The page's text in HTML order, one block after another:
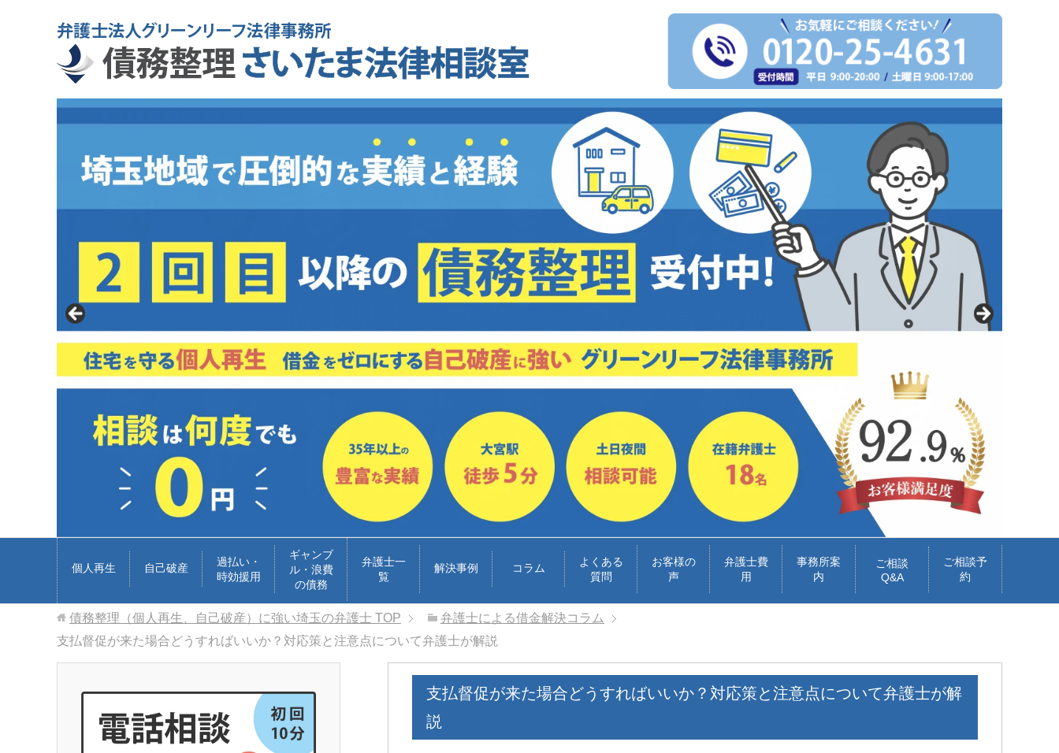
個人再生 自己破産
過払い・
時効援用
ギャンブ
ル・浪費
の債務
弁護士一
覧
解決事例 コラム
よくある
質問
お客様の
声
弁護士費
用
事務所案
内
ご相談
Q&A
ご相談予
約
債務整理（個人再生、自己破産）に強い埼玉の弁護士 TOP
弁護士による借金解決コラム
支払督促が来た場合どうすればいいか？対応策と注意点について弁護士が解説
支払督促が来た場合どうすればいいか？対応策と注意点について弁護士が解
説